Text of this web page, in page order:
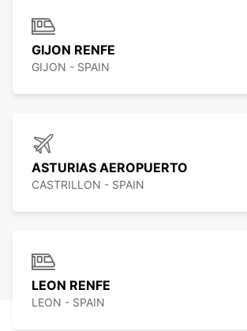
GIJON RENFE
GIJON - SPAIN
ASTURIAS AEROPUERTO
CASTRILLON - SPAIN
LEON RENFE
LEON - SPAIN